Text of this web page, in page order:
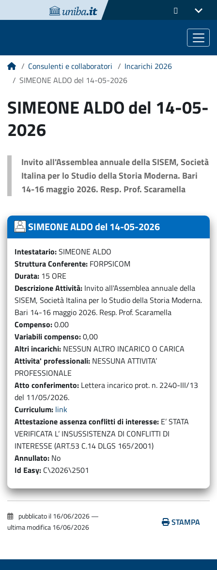
HomeConsulenti e collaboratori
Incarichi 2026
SIMEONE ALDO del 14-05-2026
SIMEONE ALDO del 14-05-
2026
Invito all'Assemblea annuale della SISEM, Società
Italina per lo Studio della Storia Moderna. Bari
14-16 maggio 2026. Resp. Prof. Scaramella
SIMEONE ALDO del 14-05-2026
Intestatario SIMEONE ALDO
Struttura Conferente FORPSICOM
Durata 15 ORE
Descrizione Attività Invito all'Assemblea annuale della
SISEM, Società Italina per lo Studio della Storia Moderna.
Bari 14-16 maggio 2026. Resp. Prof. Scaramella
Compenso 0.00
Variabili compenso 0,00
Altri incarichi NESSUN ALTRO INCARICO O CARICA
Attivita' professionali NESSUNA ATTIVITA’
PROFESSIONALE
Atto conferimento Lettera incarico prot. n. 2240-III/13
del 11/05/2026.
Curriculum link
Attestazione assenza conflitti di interesse E’ STATA
VERIFICATA L’ INSUSSISTENZA DI CONFLITTI DI
INTERESSE (ART.53 C.14 DLGS 165/2001)
Annullato No
Id Easy C\2026\2501
pubblicato il16/06/2026—
ultima modifica16/06/2026 STAMPA